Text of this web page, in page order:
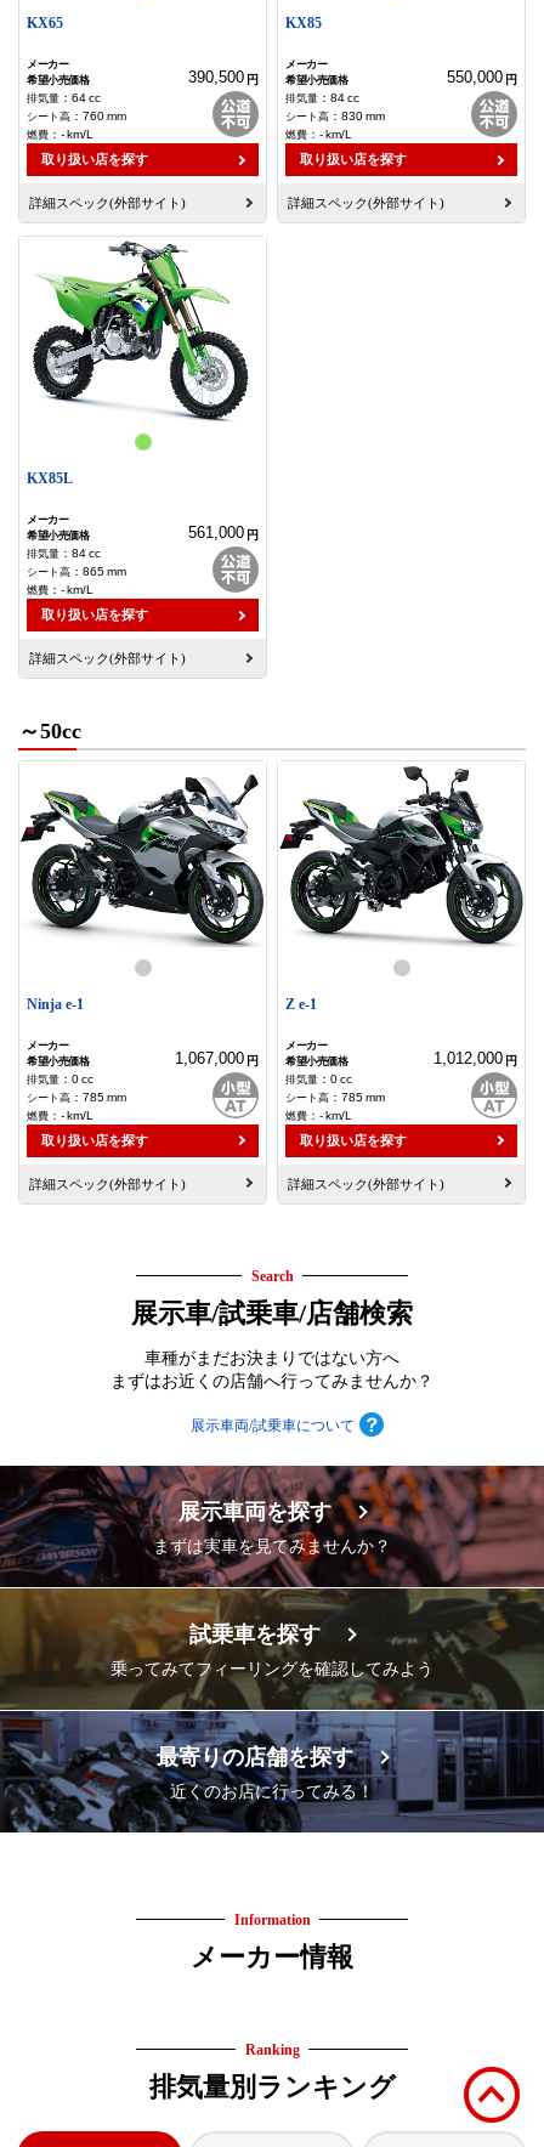
KX65
390,500 円
： 64cc
： 760mm
： -km/L
取り扱い店を探す
詳細スペック(外部サイト)
KX85
550,000 円
： 84cc
： 830mm
： -km/L
取り扱い店を探す
詳細スペック(外部サイト)
KX85L
561,000 円
： 84cc
： 865mm
： -km/L
取り扱い店を探す
詳細スペック(外部サイト)
～50cc
Ninja e-1
1,067,000 円
： 0cc
： 785mm
： -km/L
取り扱い店を探す
詳細スペック(外部サイト)
Z e-1
1,012,000 円
： 0cc
： 785mm
： -km/L
取り扱い店を探す
詳細スペック(外部サイト)
Search
展示車/試乗車/店舗検索
車種がまだお決まりではない方へ
まずはお近くの店舗へ行ってみませんか？
展示車両/試乗車について
展示車両を探す
まずは実車を見てみませんか？
試乗車を探す
乗ってみてフィーリングを確認してみよう
最寄りの店舗を探す
近くのお店に行ってみる！
Information
メーカー情報
Ranking
排気量別ランキング